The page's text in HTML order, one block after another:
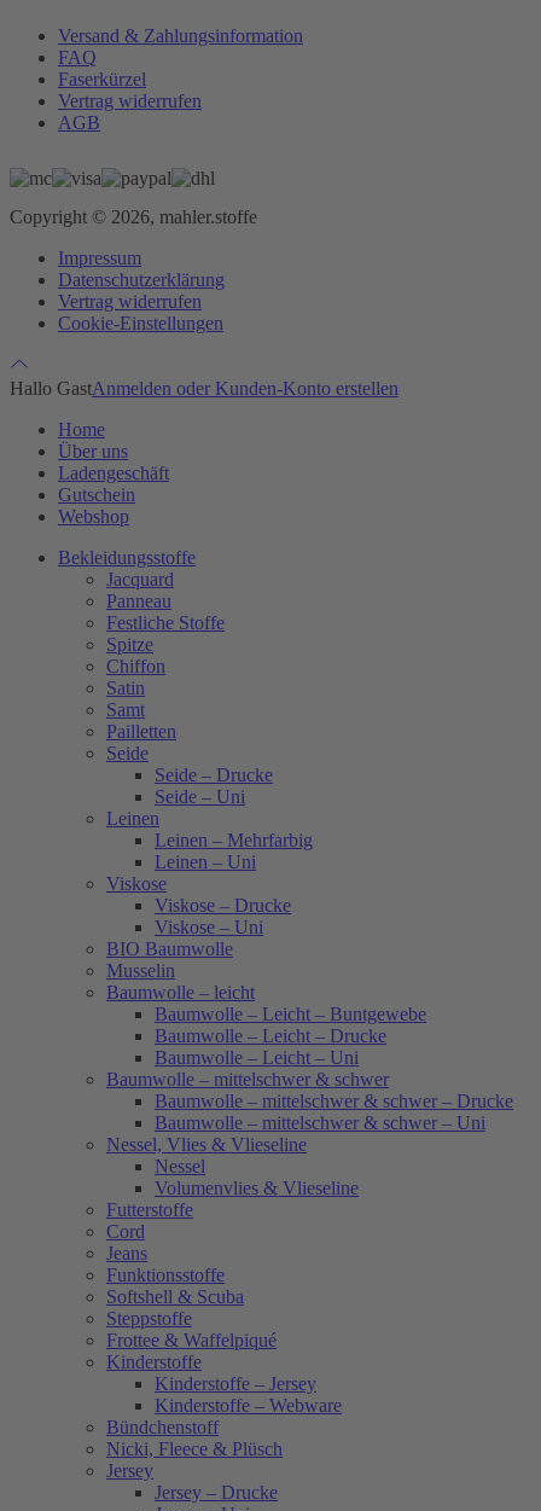
Versand & Zahlungsinformation
FAQ
Faserkürzel
Vertrag widerrufen
AGB
Copyright © 2026, mahler.stoffe
Impressum
Datenschutzerklärung
Vertrag widerrufen
Cookie-Einstellungen
Hallo GastAnmelden oder Kunden-Konto erstellen
Home
Über uns
Ladengeschäft
Gutschein
Webshop
Bekleidungsstoffe
Jacquard
Panneau
Festliche Stoffe
Spitze
Chiffon
Satin
Samt
Pailletten
Seide
Seide – Drucke
Seide – Uni
Leinen
Leinen – Mehrfarbig
Leinen – Uni
Viskose
Viskose – Drucke
Viskose – Uni
BIO Baumwolle
Musselin
Baumwolle – leicht
Baumwolle – Leicht – Buntgewebe
Baumwolle – Leicht – Drucke
Baumwolle – Leicht – Uni
Baumwolle – mittelschwer & schwer
Baumwolle – mittelschwer & schwer – Drucke
Baumwolle – mittelschwer & schwer – Uni
Nessel, Vlies & Vlieseline
Nessel
Volumenvlies & Vlieseline
Futterstoffe
Cord
Jeans
Funktionsstoffe
Softshell & Scuba
Steppstoffe
Frottee & Waffelpiqué
Kinderstoffe
Kinderstoffe – Jersey
Kinderstoffe – Webware
Bündchenstoff
Nicki, Fleece & Plüsch
Jersey
Jersey – Drucke